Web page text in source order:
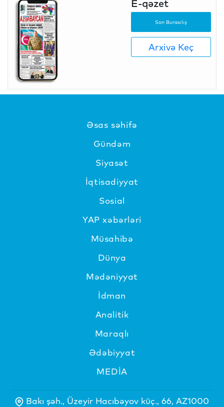
E-qəzet
Son Buraxılış
Arxivə Keç
Əsas səhifə
Gündəm
Siyasət
İqtisadiyyat
Sosial
YAP xəbərləri
Müsahibə
Dünya
Mədəniyyat
İdman
Analitik
Maraqlı
Ədəbiyyat
MEDİA
Bakı şəh., Üzeyir Hacıbəyov küç., 66, AZ1000